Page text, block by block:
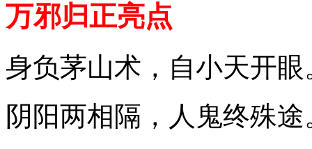
万邪归正亮点
身负茅山术，自小天开眼
阴阳两相隔，人鬼终殊途